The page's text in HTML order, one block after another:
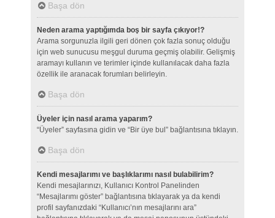
Başa dön
Neden arama yaptığımda boş bir sayfa çıkıyor!?
Arama sorgunuzla ilgili geri dönen çok fazla sonuç olduğu
için web sunucusu meşgul duruma geçmiş olabilir. Gelişmiş
aramayı kullanın ve terimler içinde kullanılacak daha fazla
özellik ile aranacak forumları belirleyin.
Başa dön
Üyeler için nasıl arama yaparım?
“Üyeler” sayfasına gidin ve “Bir üye bul” bağlantısına tıklayın.
Başa dön
Kendi mesajlarımı ve başlıklarımı nasıl bulabilirim?
Kendi mesajlarınızı, Kullanıcı Kontrol Panelinden
“Mesajlarımı göster” bağlantısına tıklayarak ya da kendi
profil sayfanızdaki “Kullanıcı’nın mesajlarını ara”